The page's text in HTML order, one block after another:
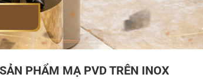
SẢN PHẨM MẠ PVD TRÊN INOX